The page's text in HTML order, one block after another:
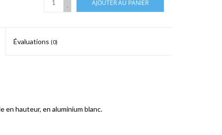
-
AJOUTER AU PANIER
Évaluations (0)
en hauteur, en aluminium blanc.